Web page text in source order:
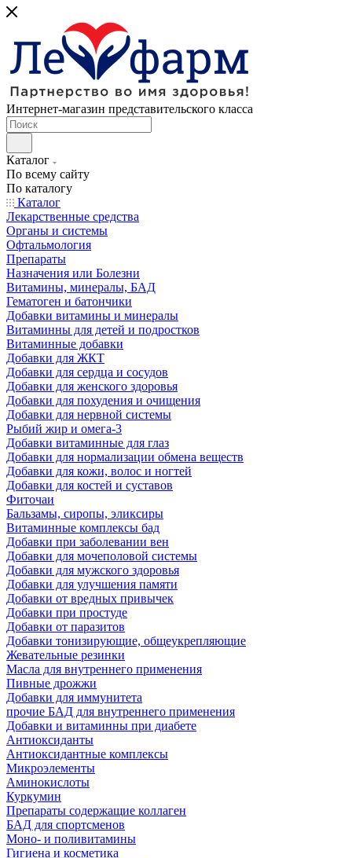
Интернет-магазин представительского класса
Каталог
По всему сайту
По каталогу
Каталог
Лекарственные средства
Органы и системы
Офтальмология
Препараты
Назначения или Болезни
Витамины, минералы, БАД
Гематоген и батончики
Добавки витамины и минералы
Витаминны для детей и подростков
Витаминные добавки
Добавки для ЖКТ
Добавки для сердца и сосудов
Добавки для женского здоровья
Добавки для похудения и очищения
Добавки для нервной системы
Рыбий жир и омега-3
Добавки витаминные для глаз
Добавки для нормализации обмена веществ
Добавки для кожи, волос и ногтей
Добавки для костей и суставов
Фиточаи
Бальзамы, сиропы, эликсиры
Витаминные комплексы бад
Добавки при заболевании вен
Добавки для мочеполовой системы
Добавки для мужского здоровья
Добавки для улучшения памяти
Добавки от вредных привычек
Добавки при простуде
Добавки от паразитов
Добавки тонизирующие, общеукрепляющие
Жевательные резинки
Масла для внутреннего применения
Пивные дрожжи
Добавки для иммунитета
прочие БАД для внутреннего применения
Добавки и витаминны при диабете
Антиоксиданты
Антиоксидантные комплексы
Микроэлементы
Аминокислоты
Куркумин
Препараты содержащие коллаген
БАД для спортсменов
Моно- и поливитамины
Гигиена и косметика